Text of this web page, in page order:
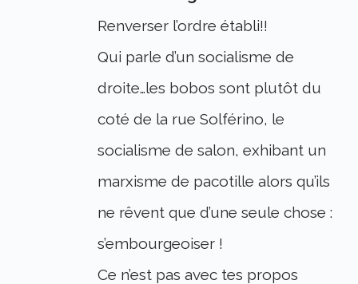
Renverser l’ordre établi!!
Qui parle d’un socialisme de
droite…les bobos sont plutôt du
coté de la rue Solférino, le
socialisme de salon, exhibant un
marxisme de pacotille alors qu’ils
ne rêvent que d’une seule chose :
s’embourgeoiser !
Ce n’est pas avec tes propos